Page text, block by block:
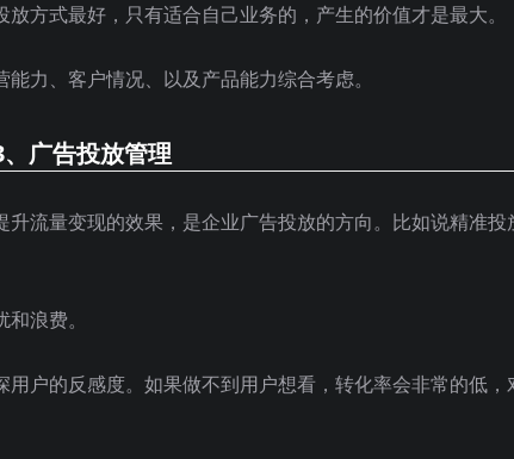
方式最好，只有适合自己业务的，产生的价值才是最大。
力、客户情况、以及产品能力综合考虑。
广告投放管理
流量变现的效果，是企业广告投放的方向。比如说精准投
浪费。
户的反感度。如果做不到用户想看，转化率会非常的低，